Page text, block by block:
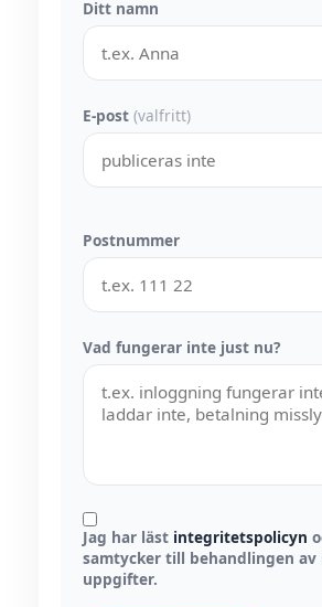
Ditt namn
E-post (valfritt)
Postnummer
Vad fungerar inte just nu?
Jag har läst integritetspolicyn
samtycker till behandlingen av
uppgifter.